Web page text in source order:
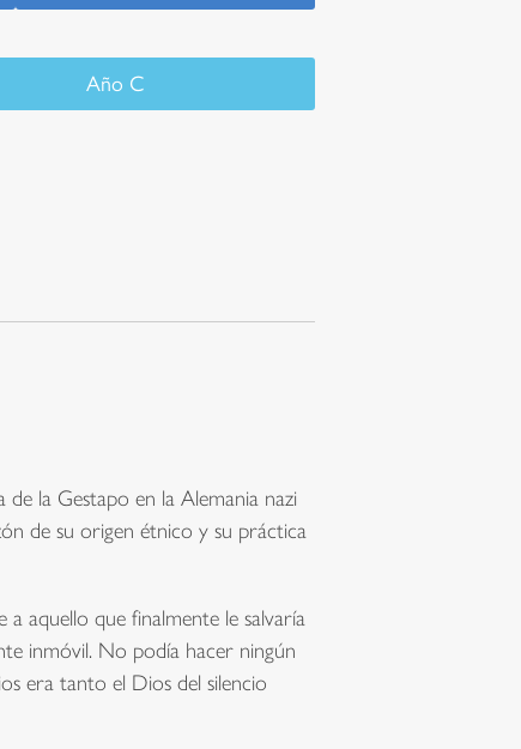
Año C
la Gestapo en la Alemania nazi
de su origen étnico y su práctica
aquello que finalmente le salvaría
inmóvil. No podía hacer ningún
era tanto el Dios del silencio